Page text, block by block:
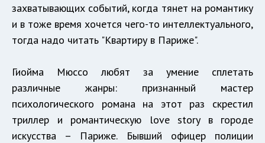
захватывающих событий, когда тянет на романтику
и в тоже время хочется чего-то интеллектуального,
тогда надо читать "Квартиру в Париже".
Гиойма Мюссо любят за умение сплетать
различные жанры: признанный мастер
психологического романа на этот раз скрестил
триллер и романтическую love story в городе
искусства – Париже. Бывший офицер полиции